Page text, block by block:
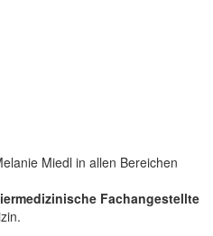
Miedl in allen Bereichen
Fachangestellte